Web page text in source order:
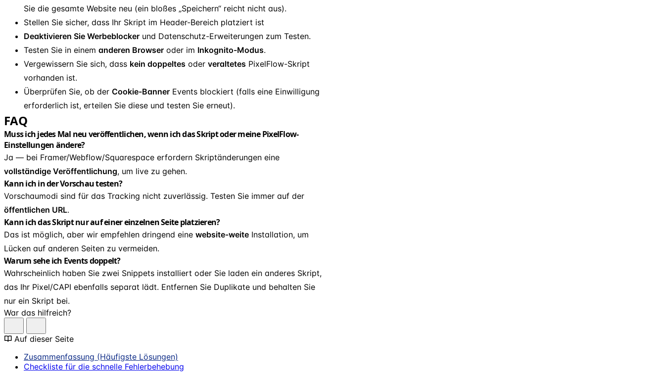
Sie die gesamte Website neu (ein bloßes „Speichern“ reicht nicht aus).
Stellen Sie sicher, dass Ihr Skript im Header-Bereich platziert ist
Deaktivieren Sie Werbeblocker und Datenschutz-Erweiterungen zum Testen.
Testen Sie in einem anderen Browser oder im Inkognito-Modus.
Vergewissern Sie sich, dass kein doppeltes oder veraltetes PixelFlow-Skript
vorhanden ist.
Überprüfen Sie, ob der Cookie-Banner Events blockiert (falls eine Einwilligung
erforderlich ist, erteilen Sie diese und testen Sie erneut).
FAQ
Muss ich jedes Mal neu veröffentlichen, wenn ich das Skript oder meine PixelFlow-
Einstellungen ändere?
Ja — bei Framer/Webflow/Squarespace erfordern Skriptänderungen eine
vollständige Veröffentlichung, um live zu gehen.
Kann ich in der Vorschau testen?
Vorschaumodi sind für das Tracking nicht zuverlässig. Testen Sie immer auf der
öffentlichen URL.
Kann ich das Skript nur auf einer einzelnen Seite platzieren?
Das ist möglich, aber wir empfehlen dringend eine website-weite Installation, um
Lücken auf anderen Seiten zu vermeiden.
Warum sehe ich Events doppelt?
Wahrscheinlich haben Sie zwei Snippets installiert oder Sie laden ein anderes Skript,
das Ihr Pixel/CAPI ebenfalls separat lädt. Entfernen Sie Duplikate und behalten Sie
nur ein Skript bei.
War das hilfreich?
Auf dieser Seite
Zusammenfassung (Häufigste Lösungen)
Checkliste für die schnelle Fehlerbehebung